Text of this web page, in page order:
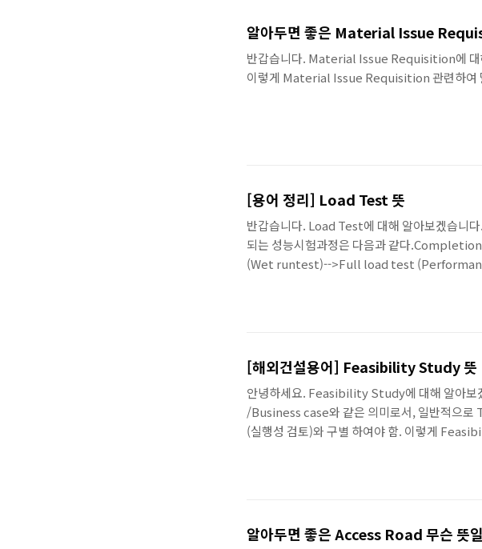
알아두면 좋은 Material Issue
반갑습니다. Material Issue Requisition에
이렇게 Material Issue Requisition 관련하여
[용어 정리] Load Test 뜻
반갑습니다. Load Test에 대해 알아보겠습니
되는 성능시험과정은 다음과 같다
(Wet runtest)-->Full load test
[해외건설용어] Feasibility Study 뜻
안녕하세요. Feasibility Study에 대해 알아
/Business case와 같은 의미로서, 일반적으
(실행성 검토)와 구별 하여야 함. 이렇게
알아두면 좋은 Access Road 무슨 뜻